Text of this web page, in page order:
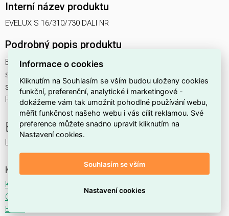
Interní název produktu
EVELUX S 16/310/730 DALI NR
Podrobný popis produktu
EVELUX S 16/310/730 DALI NR 18W IP66
svítidlo pouliční s modulem LED, spektrum 730A3, regulace
stmívání ovládané DALI protokolem, optika NR (Narrow
Road TYPE II ME3)
EVELUX
LED svítidlo pro osvětlení komunikací.
Ke stažení
Katalogový list
CE
ENEC
Informace o cookies
Kliknutím na Souhlasím se vším budou uloženy cookies
funkční, preferenční, analytické i marketingové -
dokážeme vám tak umožnit pohodlné používání webu,
měřit funkčnost našeho webu i vás cílit reklamou. Své
preference můžete snadno upravit kliknutím na
Nastavení cookies.
Souhlasím se vším
Nastavení cookies